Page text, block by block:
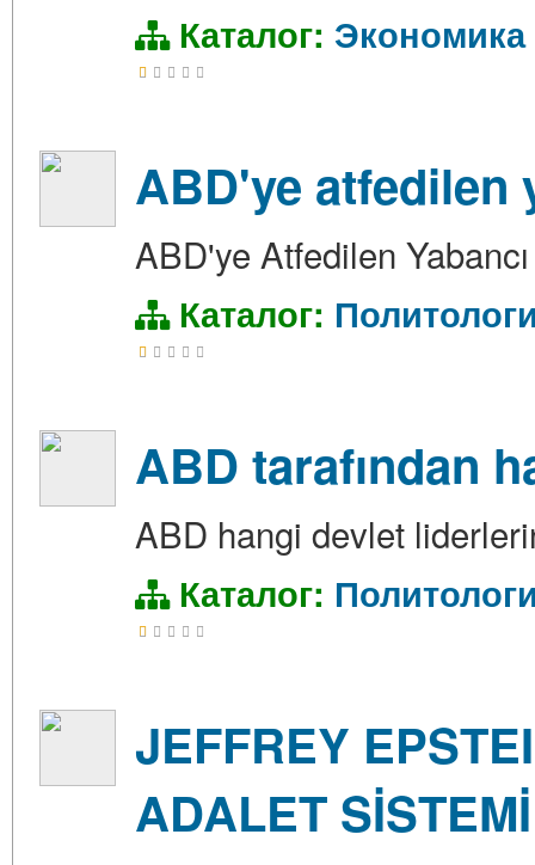
Каталог: Экономика
ABD'ye atfedilen
ABD'ye Atfedilen
Каталог:
ABD tarafından
ABD hangi devlet
Каталог:
JEFFREY
ADALET